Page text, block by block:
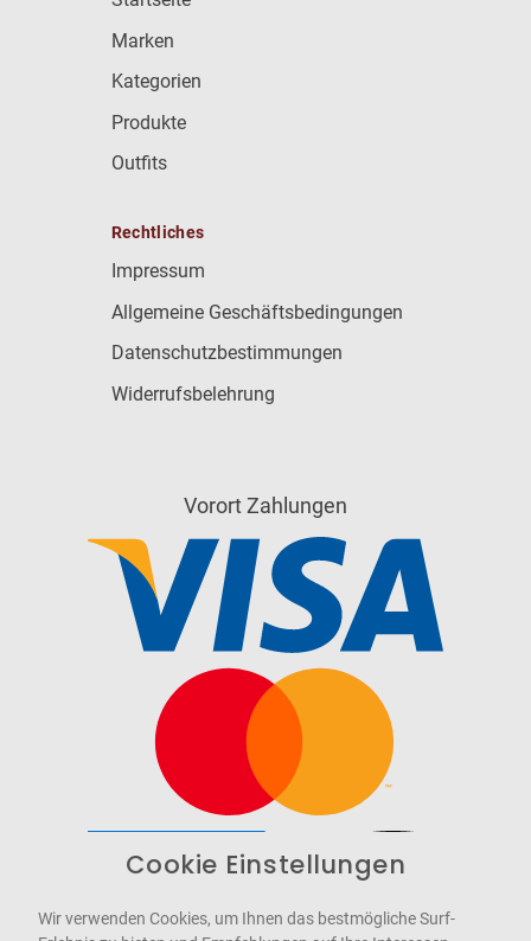
Marken
Kategorien
Produkte
Outfits
Rechtliches
Impressum
Allgemeine Geschäftsbedingungen
Datenschutzbestimmungen
Widerrufsbelehrung
Vorort Zahlungen
WCAG-2.1-AA
Cookie Einstellungen
Wir verwenden Cookies, um Ihnen das bestmögliche Surf-